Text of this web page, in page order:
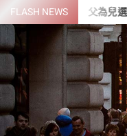
Skip
to
content
FLASH NEWS
父為兒選舉籌4千萬